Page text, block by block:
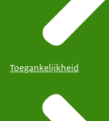
Toegankelijkheid